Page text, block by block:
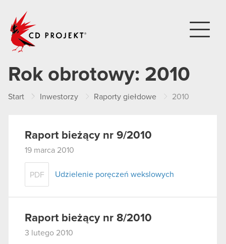
Rok obrotowy: 2010
Start Inwestorzy Raporty giełdowe 2010
Raport bieżący nr 9/2010
19 marca 2010
PDF Udzielenie poręczeń wekslowych
Raport bieżący nr 8/2010
3 lutego 2010